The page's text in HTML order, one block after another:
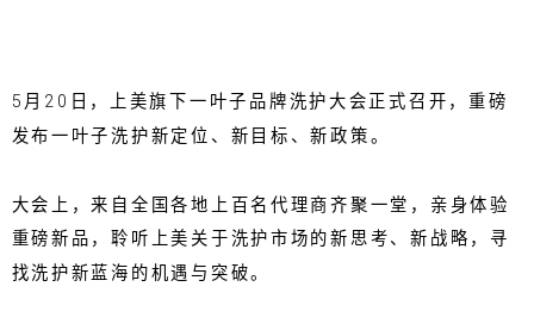
5月20日，上美旗下一叶子品牌洗护大会正式召开，重磅
发布一叶子洗护新定位、新目标、新政策。
大会上，来自全国各地上百名代理商齐聚一堂，亲身体验
重磅新品，聆听上美关于洗护市场的新思考、新战略，寻
找洗护新蓝海的机遇与突破。